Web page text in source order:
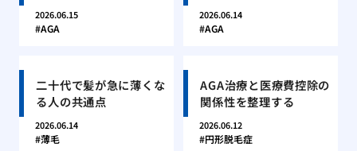
2026.06.15
AGA
2026.06.14
AGA
二十代で髪が急に薄くな
る人の共通点
2026.06.14
薄毛
AGA治療と医療費控除の
関係性を整理する
2026.06.12
円形脱毛症